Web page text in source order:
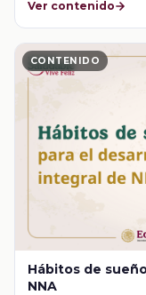
Ver contenido
CONTENIDO
Hábitos de
NNA